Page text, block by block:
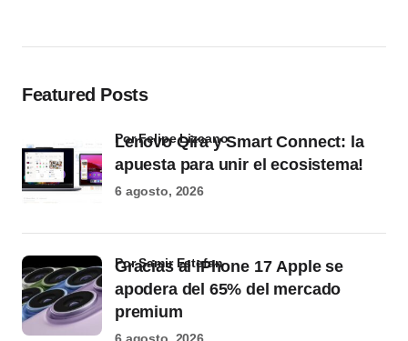
Featured Posts
Lenovo Qira y Smart Connect: la
apuesta para unir el ecosistema!
por Felipe Lizcano
6 agosto, 2026
Gracias al iPhone 17 Apple se
apodera del 65% del mercado
premium
por Samir Estefan